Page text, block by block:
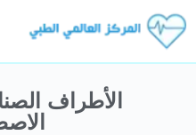
الأطراف